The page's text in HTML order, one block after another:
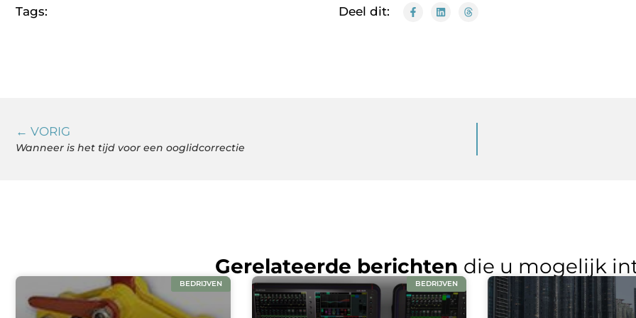
Tags: Deel dit:
← VORIG
Wanneer is het tijd voor een ooglidcorrectie
Gerelateerde berichten die u mogelijk
BEDRIJVEN BEDRIJVEN